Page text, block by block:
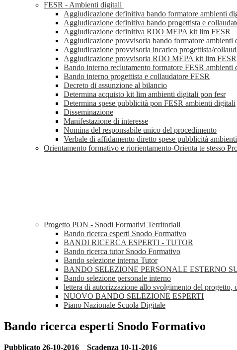
FESR - Ambienti digitali
Aggiudicazione definitiva bando formatore ambienti
Aggiudicazione definitiva bando progettista e
Aggiudicazione definitiva RDO MEPA kit lim FESR
Aggiudicazione provvisoria bando formatore ambienti
Aggiudicazione provvisoria incarico progettista/
Aggiudicazione provvisoria RDO MEPA kit lim FESR
Bando interno reclutamento formatore FESR ambienti
Bando interno progettista e collaudatore FESR
Decreto di assunzione al bilancio
Determina acquisto kit lim ambienti digitali pon fesr
Determina spese pubblicità pon FESR ambienti digitali
Disseminazione
Manifestazione di interesse
Nomina del responsabile unico del procedimento
Verbale di affidamento diretto spese pubblicità
Orientamento formativo e riorientamento-Orienta te stesso
Progetto PON - Snodi Formativi Territoriali
Bando ricerca esperti Snodo Formativo
BANDI RICERCA ESPERTI - TUTOR
Bando ricerca tutor Snodo Formativo
Bando selezione interna Tutor
BANDO SELEZIONE PERSONALE ESTERNO
Bando selezione personale interno
lettera di autorizzazione allo svolgimento del progetto,
NUOVO BANDO SELEZIONE ESPERTI
Piano Nazionale Scuola Digitale
Bando ricerca esperti Snodo Formativo
Pubblicato 26-10-2016 Scadenza 10-11-2016